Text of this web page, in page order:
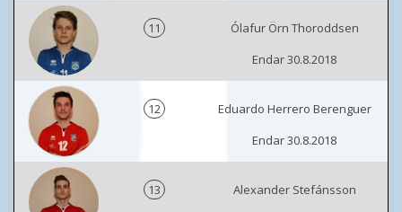
11
Ólafur Örn Thoroddsen
Endar 30.8.2018
12
Eduardo Herrero Berenguer
Endar 30.8.2018
13
Alexander Stefánsson